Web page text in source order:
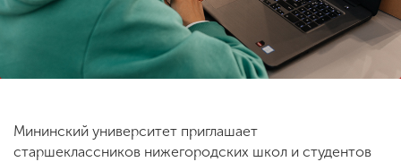
SPN CHI
Приемная
Мининский университет приглашает
старшеклассников нижегородских школ и студентов